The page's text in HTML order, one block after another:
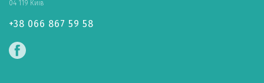
04 119 Київ
+38 066 867 59 58